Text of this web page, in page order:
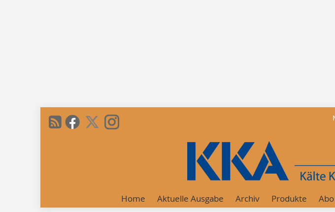
Home Aktuelle Ausgabe Archiv Produkte Abo